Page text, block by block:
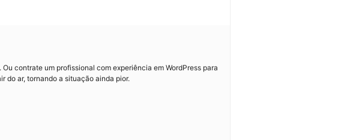
contrate um profissional com experiência em WordPress para
do ar, tornando a situação ainda pior.